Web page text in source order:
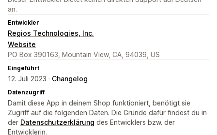
an.
Entwickler
Regios Technologies, Inc.
Website
PO Box 390163, Mountain View, CA, 94039, US
Eingeführt
12. Juli 2023 · Changelog
Datenzugriff
Damit diese App in deinem Shop funktioniert, benötigt sie
Zugriff auf die folgenden Daten. Die Gründe dafür findest du in
der Datenschutzerklärung des Entwicklers bzw. der
Entwicklerin.